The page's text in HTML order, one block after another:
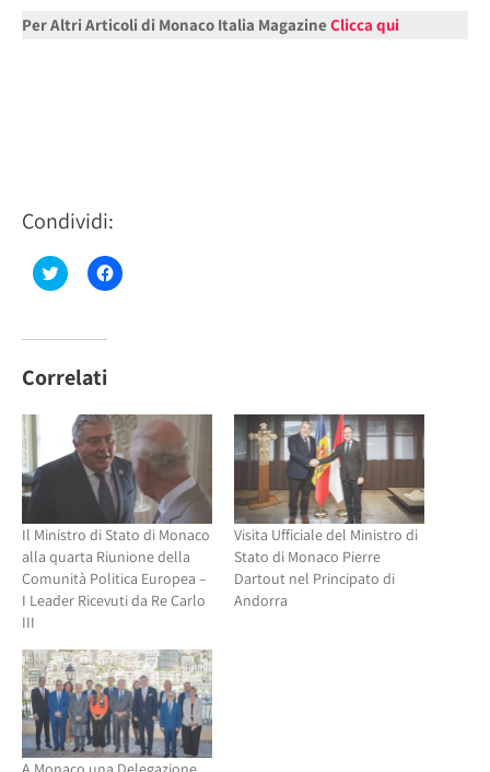
Per Altri Articoli di Monaco Italia Magazine Clicca qui
Condividi:
Fai
clic
su
(Si
apre
una
nuova
finestra)
Fai
clic
nuova
finestra)
Correlati
Il Ministro di Stato di Monaco
alla quarta Riunione della
Comunità Politica Europea –
I Leader Ricevuti da Re Carlo
III
Visita Ufficiale del Ministro di
Stato di Monaco Pierre
Dartout nel Principato di
Andorra